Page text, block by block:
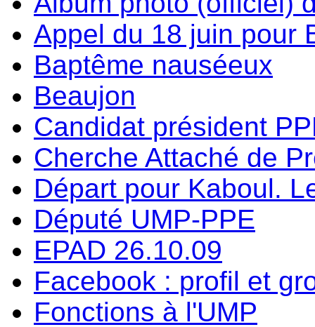
Appel du 18 juin pour
Baptême nauséeux
Beaujon
Candidat président
Cherche Attaché de
Départ pour Kaboul.
Député UMP-PPE
EPAD 26.10.09
Facebook : profil et
Fonctions à l'UMP